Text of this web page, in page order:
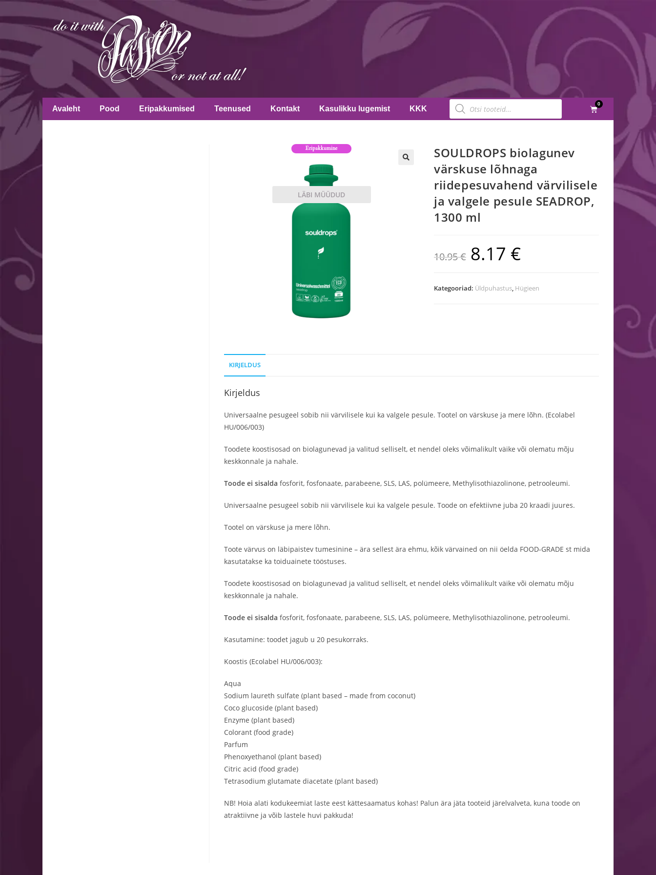
Avaleht Pood Eripakkumised Teenused Kontakt Kasulikku lugemist KKK
0
Eripakkumine
LÄBI MÜÜDUD
SOULDROPS biolagunev
värskuse lõhnaga
riidepesuvahend värvilisele
ja valgele pesule SEADROP,
1300 ml
10.95€ 8.17 €
Kategooriad: Üldpuhastus, Hügieen
KIRJELDUS
Kirjeldus
Universaalne pesugeel sobib nii värvilisele kui ka valgele pesule. Tootel on värskuse ja mere lõhn. (Ecolabel
HU/006/003)
Toodete koostisosad on biolagunevad ja valitud selliselt, et nendel oleks võimalikult väike või olematu mõju
keskkonnale ja nahale.
Toode ei sisalda fosforit, fosfonaate, parabeene, SLS, LAS, polümeere, Methylisothiazolinone, petrooleumi.
Universaalne pesugeel sobib nii värvilisele kui ka valgele pesule. Toode on efektiivne juba 20 kraadi juures.
Tootel on värskuse ja mere lõhn.
Toote värvus on läbipaistev tumesinine – ära sellest ära ehmu, kõik värvained on nii öelda FOOD-GRADE st mida
kasutatakse ka toiduainete tööstuses.
Toodete koostisosad on biolagunevad ja valitud selliselt, et nendel oleks võimalikult väike või olematu mõju
keskkonnale ja nahale.
Toode ei sisalda fosforit, fosfonaate, parabeene, SLS, LAS, polümeere, Methylisothiazolinone, petrooleumi.
Kasutamine: toodet jagub u 20 pesukorraks.
Koostis (Ecolabel HU/006/003):
Aqua
Sodium laureth sulfate (plant based – made from coconut)
Coco glucoside (plant based)
Enzyme (plant based)
Colorant (food grade)
Parfum
Phenoxyethanol (plant based)
Citric acid (food grade)
Tetrasodium glutamate diacetate (plant based)
NB! Hoia alati kodukeemiat laste eest kättesaamatus kohas! Palun ära jäta tooteid järelvalveta, kuna toode on
atraktiivne ja võib lastele huvi pakkuda!